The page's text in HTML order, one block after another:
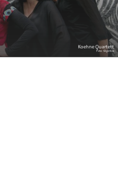
Koehne Quartett
Foto: Skye Kiss